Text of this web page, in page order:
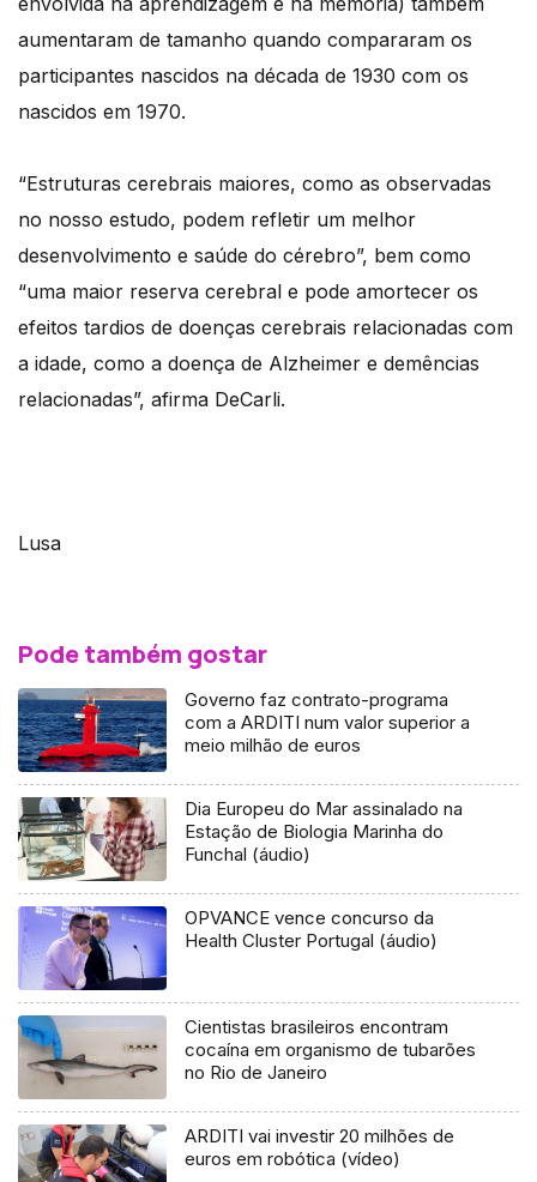
aumentaram de tamanho quando compararam os
participantes nascidos na década de 1930 com os
nascidos em 1970.
“Estruturas cerebrais maiores, como as observadas
no nosso estudo, podem refletir um melhor
desenvolvimento e saúde do cérebro”, bem como
“uma maior reserva cerebral e pode amortecer os
efeitos tardios de doenças cerebrais relacionadas com
a idade, como a doença de Alzheimer e demências
relacionadas”, afirma DeCarli.
Lusa
Pode também gostar
Governo faz contrato-programa
com a ARDITI num valor superior a
meio milhão de euros
Dia Europeu do Mar assinalado na
Estação de Biologia Marinha do
Funchal (áudio)
OPVANCE vence concurso da
Health Cluster Portugal (áudio)
Cientistas brasileiros encontram
cocaína em organismo de tubarões
no Rio de Janeiro
ARDITI vai investir 20 milhões de
euros em robótica (vídeo)